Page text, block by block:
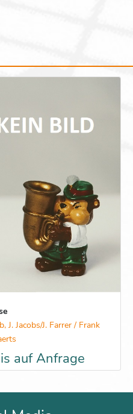
J. Jacobs/J. Farrer / Frank
auf Anfrage